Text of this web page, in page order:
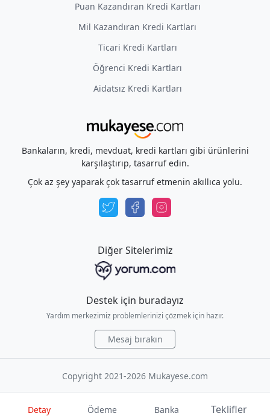
Detay Ödeme Banka Teklifler
Puan Kazandıran Kredi Kartları
Mil Kazandıran Kredi Kartları
Ticari Kredi Kartları
Öğrenci Kredi Kartları
Aidatsız Kredi Kartları
Bankaların, kredi, mevduat, kredi kartları gibi ürünlerini
karşılaştırıp, tasarruf edin.
Çok az şey yaparak çok tasarruf etmenin akıllıca yolu.
Diğer Sitelerimiz
Destek için buradayız
Yardım merkezimiz problemlerinizi çözmek için hazır.
Mesaj bırakın
Copyright 2021-2026 Mukayese.com